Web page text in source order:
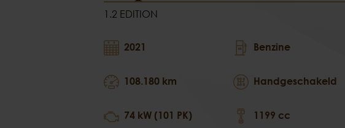
1.2 EDITION
2021
108.180 km
74 kW (101 PK)
Benzine
Handgeschakeld
1199 cc